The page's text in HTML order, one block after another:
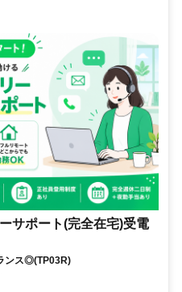
サポート(完全在宅)受電
ンス◎(TP03R)